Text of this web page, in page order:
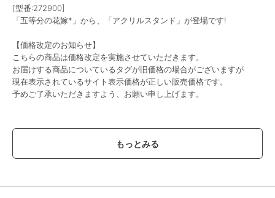
[型番:272900]
「五等分の花嫁*」から、「アクリルスタンド」が登場です!
【価格改定のお知らせ】
こちらの商品は価格改定を実施させていただきます。
お届けする商品についているタグが旧価格の場合がございますが
現在表示されているサイト表示価格が正しい販売価格です。
予めご了承いただきますよう、お願い申し上げます。